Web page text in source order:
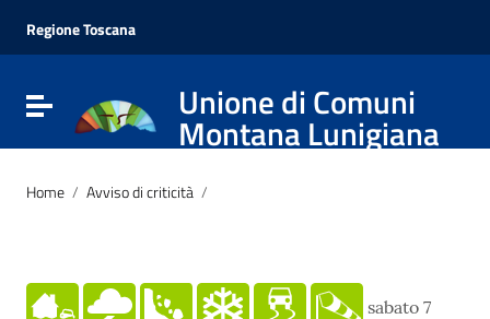
Vai al menu di navigazione
Vai al footer
Regione Toscana
Attiva / disattiva la navigazioneUnione di Comuni
Montana Lunigiana
Home / Avviso di criticità /
sabato 7